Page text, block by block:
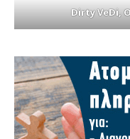
Dirty VeDi,